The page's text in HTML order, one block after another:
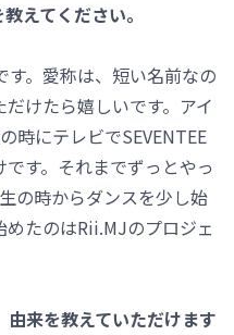
えてください。
。愛称は、短い名前なの
けたら嬉しいです。アイ
時にテレビでSEVENTEE
す。それまでずっとやっ
の時からダンスを少し始
たのはRii.MJのプロジェ
由来を教えていただけます